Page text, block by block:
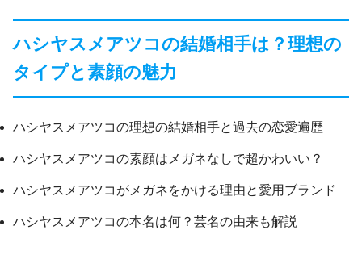
ハシヤスメアツコの結婚相手は？理想の
タイプと素顔の魅力
ハシヤスメアツコの理想の結婚相手と過去の恋愛遍歴
ハシヤスメアツコの素顔はメガネなしで超かわいい？
ハシヤスメアツコがメガネをかける理由と愛用ブランド
ハシヤスメアツコの本名は何？芸名の由来も解説